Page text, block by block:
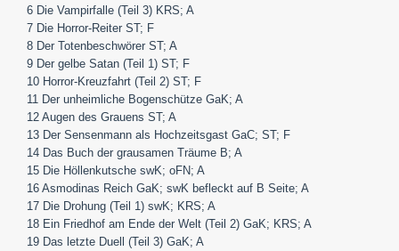
6 Die Vampirfalle (Teil 3) KRS; A
7 Die Horror-Reiter ST; F
8 Der Totenbeschwörer ST; A
9 Der gelbe Satan (Teil 1) ST; F
10 Horror-Kreuzfahrt (Teil 2) ST; F
11 Der unheimliche Bogenschütze GaK; A
12 Augen des Grauens ST; A
13 Der Sensenmann als Hochzeitsgast GaC; ST; F
14 Das Buch der grausamen Träume B; A
15 Die Höllenkutsche swK; oFN; A
16 Asmodinas Reich GaK; swK befleckt auf B Seite; A
17 Die Drohung (Teil 1) swK; KRS; A
18 Ein Friedhof am Ende der Welt (Teil 2) GaK; KRS; A
19 Das letzte Duell (Teil 3) GaK; A